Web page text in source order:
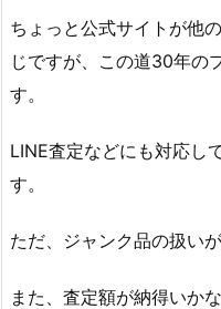
ちょっと公式サイトが他
じですが、この道30年の
す。
LINE査定などにも対応し
す。
ただ、ジャンク品の扱いが
また、査定額が納得いか